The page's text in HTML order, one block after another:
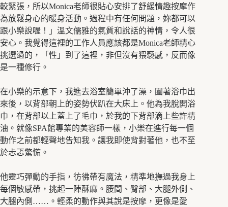
較緊張，所以Monica老師很貼心安排了舒緩情趣按摩作
為放鬆身心的暖身活動。過程中有任何問題，妳都可以
跟小樂說喔！」溫文儒雅的氣質和說話的神情，令人很
安心。我覺得這裡的工作人員應該都是Monica老師精心
挑選過的，「性」到了這裡，非但沒有猥褻感，反而像
是一種修行。
在小樂的示意下，我進去浴室簡單沖了澡，圍著浴巾出
來後，以背部朝上的姿勢伏趴在大床上。他為我脫開浴
巾，在背部以上蓋上了毛巾，於我的下背部滴上些許精
油。就像SPA館專業的美容師一樣，小樂在進行每一個
動作之前都輕聲地告知我。讓我即使背對著他，也不至
於忐忑驚慌。
他靈巧彈動的手指，彷彿帶有魔法，精準地撫過我身上
每個敏感帶，挑起一陣酥麻。腰間、臀部、大腿外側、
大腿內側……。輕柔的動作與其說是按摩，更像是愛